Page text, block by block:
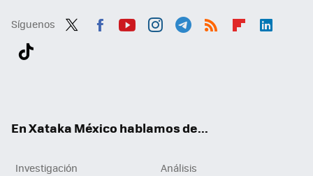
Síguenos
En Xataka México hablamos de...
Investigación
Análisis